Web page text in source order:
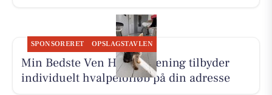
SPONSORERET OPSLAGSTAVLEN
Min Bedste Ven Hundetræning tilbyder
individuelt hvalpeforløb på din adresse